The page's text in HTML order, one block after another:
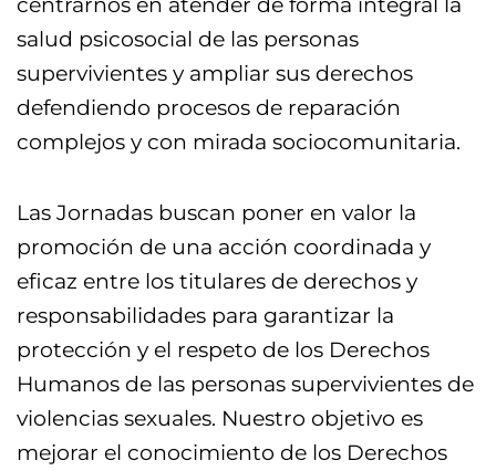
salud psicosocial de las personas
supervivientes y ampliar sus derechos
defendiendo procesos de reparación
complejos y con mirada sociocomunitaria.
Las Jornadas buscan poner en valor la
promoción de una acción coordinada y
eficaz entre los titulares de derechos y
responsabilidades para garantizar la
protección y el respeto de los Derechos
Humanos de las personas supervivientes de
violencias sexuales. Nuestro objetivo es
mejorar el conocimiento de los Derechos